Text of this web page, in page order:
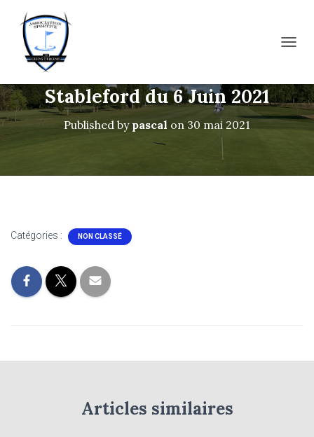
Stableford du 6 Juin 2021
Published by pascal on 30 mai 2021
Catégories : NON CLASSÉ
Articles similaires